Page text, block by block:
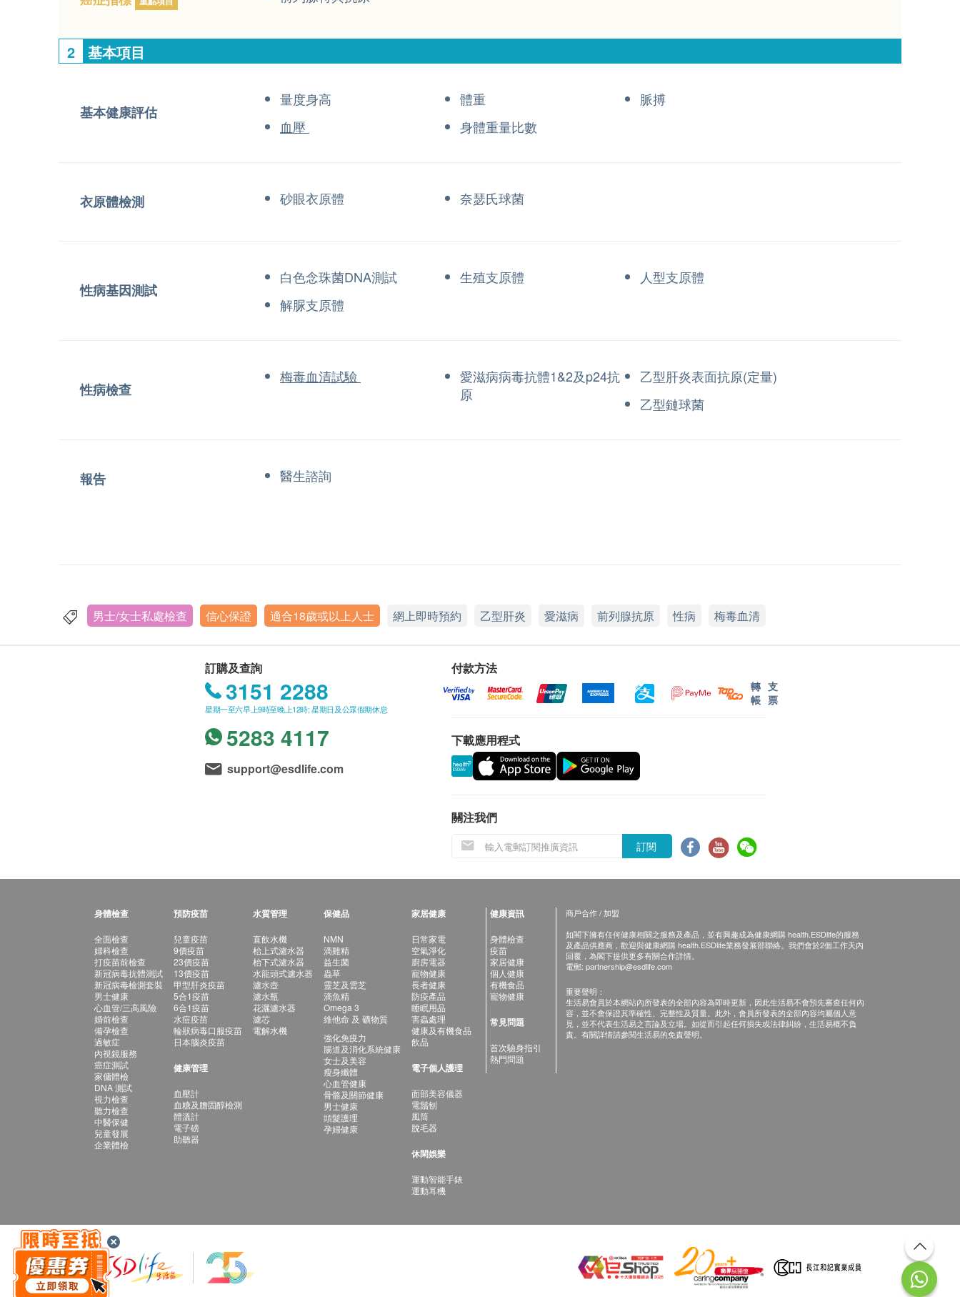
2 基本項目
基本健康評估
量度身高 體重
脈搏
血壓
身體重量比數
衣原體檢測 砂眼衣原體 奈瑟氏球菌
性病基因測試
白色念珠菌DNA測試 生殖支原體
人型支原體
解脲支原體
性病檢查
梅毒血清試驗
愛滋病病毒抗體1&2及p24抗
原
乙型肝炎表面抗原(定量)
乙型鏈球菌
報告 醫生諮詢
男士/女士私處檢查 信心保證 適合18歲或以上人士 網上即時預約 乙型肝炎 愛滋病 前列腺抗原 性病 梅毒血清
訂購及查詢
3151 2288
星期一至六早上9時至晚上12時; 星期日及公眾假期休息
5283 4117
support@esdlife.com
付款方法
轉
帳
支
票
下載應用程式
關注我們
訂閱
身體檢查
全面檢查
婦科檢查
打疫苗前檢查
新冠病毒抗體測試
新冠病毒檢測套裝
男士健康
心血管/三高風險
婚前檢查
備孕檢查
過敏症
內視鏡服務
癌症測試
家傭體檢
DNA 測試
視力檢查
聽力檢查
中醫保健
兒童發展
企業體檢
預防疫苗
兒童疫苗
9價疫苗
23價疫苗
13價疫苗
甲型肝炎疫苗
5合1疫苗
6合1疫苗
水痘疫苗
輪狀病毒口服疫苗
日本腦炎疫苗
健康管理
血壓計
血糖及膽固醇檢測
體溫計
電子磅
助聽器
水質管理
直飲水機
枱上式濾水器
枱下式濾水器
水龍頭式濾水器
濾水壺
濾水瓶
花灑濾水器
濾芯
電解水機
保健品
NMN
滴雞精
益生菌
蟲草
靈芝及雲芝
滴魚精
Omega 3
維他命 及 礦物質
強化免疫力
腸道及消化系統健康
女士及美容
瘦身纖體
心血管健康
骨骼及關節健康
男士健康
頭髮護理
孕婦健康
家居健康
日常家電
空氣淨化
廚房電器
寵物健康
長者健康
防疫產品
睡眠用品
害蟲處理
健康及有機食品
飲品
電子個人護理
面部美容儀器
電鬚刨
風筒
脫毛器
休閑娛樂
運動智能手錶
運動耳機
健康資訊
身體檢查
疫苗
家居健康
個人健康
有機食品
寵物健康
常見問題
首次驗身指引
熱門問題
商戶合作 / 加盟
如閣下擁有任何健康相關之服務及產品，並有興趣成為健康網購 health.ESDlife的服務
及產品供應商，歡迎與健康網購 health.ESDlife業務發展部聯絡。我們會於2個工作天內
回覆，為閣下提供更多有關合作詳情。
電郵: partnership@esdlife.com
重要聲明：
生活易會員於本網站內所發表的全部內容為即時更新，因此生活易不會預先審查任何內
容，並不會保證其準確性、完整性及質量。此外，會員所發表的全部內容均屬個人意
見，並不代表生活易之言論及立場。如從而引起任何損失或法律糾紛，生活易概不負
責。有關詳情請參閱生活易的免責聲明。